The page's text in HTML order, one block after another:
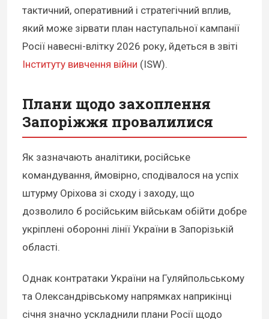
тактичний, оперативний і стратегічний вплив,
який може зірвати план наступальної кампанії
Росії навесні-влітку 2026 року, йдеться в звіті
Інституту вивчення війни (ISW).
Плани щодо захоплення
Запоріжжя провалилися
Як зазначають аналітики, російське
командування, ймовірно, сподівалося на успіх
штурму Оріхова зі сходу і заходу, що
дозволило б російським військам обійти добре
укріплені оборонні лінії України в Запорізькій
області.
Однак контратаки України на Гуляйпольському
та Олександрівському напрямках наприкінці
січня значно ускладнили плани Росії щодо